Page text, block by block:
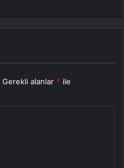
Gerekli alanlar * ile